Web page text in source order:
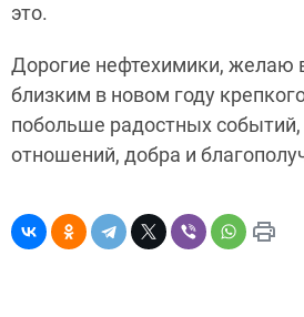
это.
Дорогие нефтехимики, желаю
близким в новом году
побольше радостных событий,
отношений, добра и